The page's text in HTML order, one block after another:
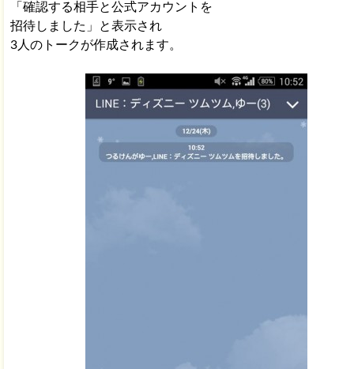
「確認する相手と公式アカウントを
招待しました」と表示され
3人のトークが作成されます。